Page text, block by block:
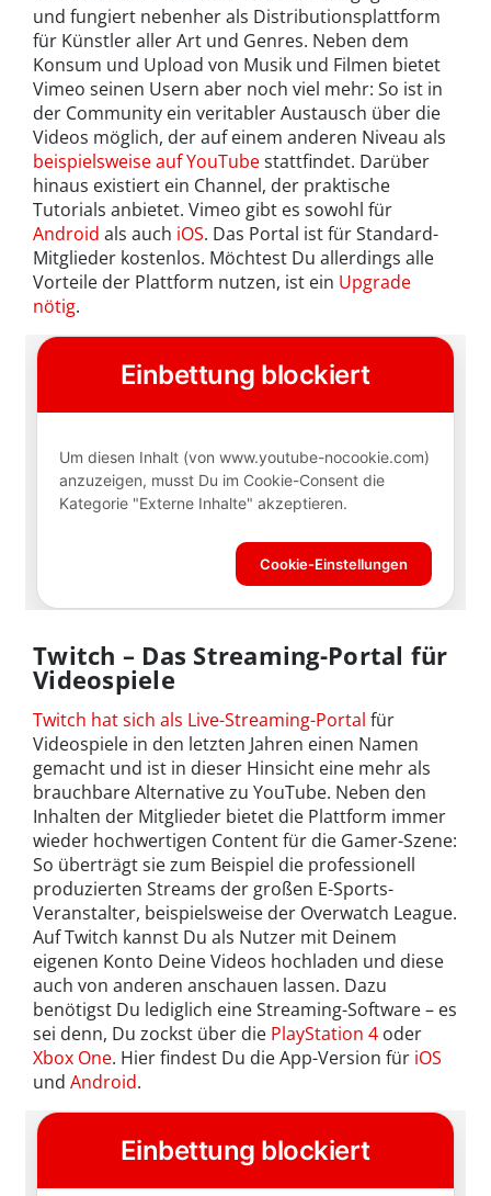
und fungiert nebenher als Distributionsplattform
für Künstler aller Art und Genres. Neben dem
Konsum und Upload von Musik und Filmen bietet
Vimeo seinen Usern aber noch viel mehr: So ist in
der Community ein veritabler Austausch über die
Videos möglich, der auf einem anderen Niveau als
beispielsweise auf YouTubestattfindet. Darüber
hinaus existiert ein Channel, der praktische
Tutorials anbietet. Vimeo gibt es sowohl für
Android als auch iOS. Das Portal ist für Standard-
Mitglieder kostenlos. Möchtest Du allerdings alle
Vorteile der Plattform nutzen, ist ein Upgrade
nötig.
Twitch – Das Streaming-Portal für
Videospiele
Twitch hat sich als Live-Streaming-Portal für
Videospiele in den letzten Jahren einen Namen
gemacht und ist in dieser Hinsicht eine mehr als
brauchbare Alternative zu YouTube. Neben den
Inhalten der Mitglieder bietet die Plattform immer
wieder hochwertigen Content für die Gamer-Szene:
So überträgt sie zum Beispiel die professionell
produzierten Streams der großen E-Sports-
Veranstalter, beispielsweise der Overwatch League.
Auf Twitch kannst Du als Nutzer mit Deinem
eigenen Konto Deine Videos hochladen und diese
auch von anderen anschauen lassen. Dazu
benötigst Du lediglich eine Streaming-Software – es
sei denn, Du zockst über die PlayStation 4 oder
Xbox One. Hier findest Du die App-Version für iOS
und Android.